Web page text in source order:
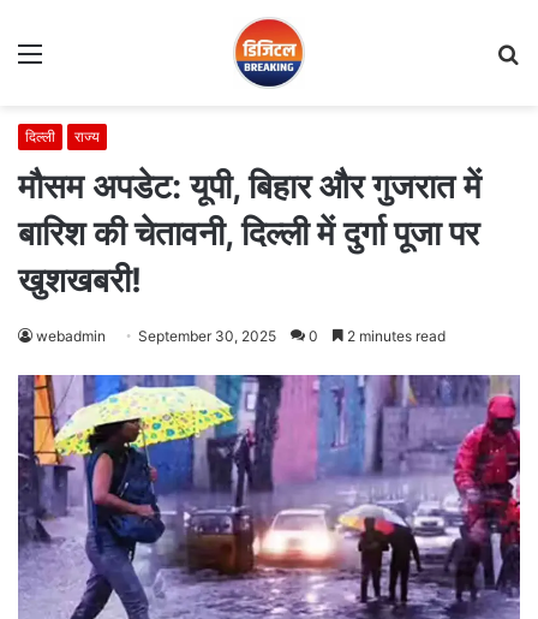
Menu
दिल्ली राज्य
मौसम अपडेट: यूपी, बिहार और गुजरात में
बारिश की चेतावनी, दिल्ली में दुर्गा पूजा पर
खुशखबरी!
webadmin September 30, 2025 0 2 minutes read